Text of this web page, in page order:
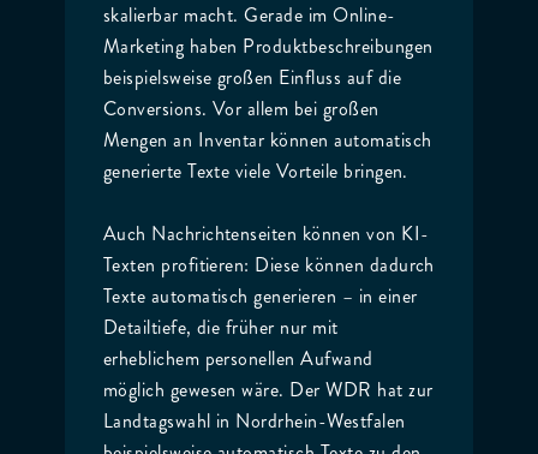
skalierbar macht. Gerade im Online-
Marketing haben Produktbeschreibungen
beispielsweise großen Einfluss auf die
Conversions. Vor allem bei großen
Mengen an Inventar können automatisch
generierte Texte viele Vorteile bringen.
Auch Nachrichtenseiten können von KI-
Texten profitieren: Diese können dadurch
Texte automatisch generieren – in einer
Detailtiefe, die früher nur mit
erheblichem personellen Aufwand
möglich gewesen wäre. Der WDR hat zur
Landtagswahl in Nordrhein-Westfalen